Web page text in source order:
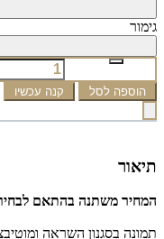
גימור
הוספה לסל קנה עכשיו
תיאור
המחיר משתנה בהתאם
תמונה בסגנון השראה